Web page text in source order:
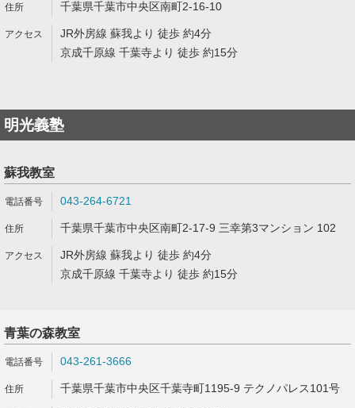
千葉県千葉市中央区南町2-16-10
JR外房線 蘇我より 徒歩 約4分
京成千原線 千葉寺より 徒歩 約15分
明光義塾
蘇我教室
043-264-6721
千葉県千葉市中央区南町2-17-9 三幸第3マンション 102
JR外房線 蘇我より 徒歩 約4分
京成千原線 千葉寺より 徒歩 約15分
青葉の森教室
043-261-3666
千葉県千葉市中央区千葉寺町1195-9 テクノパレス101号